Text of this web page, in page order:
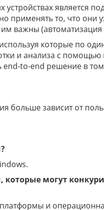
является
применять то, что они
важны
которые по
и анализа с помощью
to-end решение в
зависит от
могут
и